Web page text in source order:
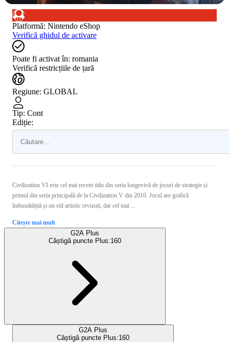
Platformă: Nintendo eShop
Verifică ghidul de activare
Poate fi activat în: romania
Verifică restricțiile de țară
Regiune: GLOBAL
Tip: Cont
Ediție:
Civilization VI este cel mai recent titlu din seria longevivă de jocuri de strategie și
primul din seria principală de la Civilization V din 2010. Jocul are grafică
îmbunătățită și un stil artistic revizuit, dar cel mai ...
Citește mai mult
G2A Plus
Câștigă puncte Plus:160
G2A Plus
Câștigă puncte Plus:160